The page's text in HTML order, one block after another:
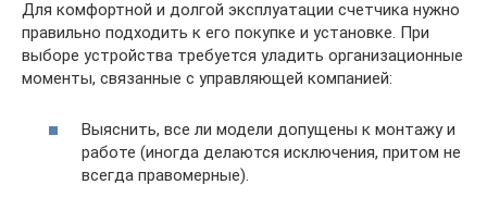
Для комфортной и долгой эксплуатации счетчика нужно
правильно подходить к его покупке и установке. При
выборе устройства требуется уладить организационные
моменты, связанные с управляющей компанией:
Выяснить, все ли модели допущены к монтажу и
работе (иногда делаются исключения, притом не
всегда правомерные).